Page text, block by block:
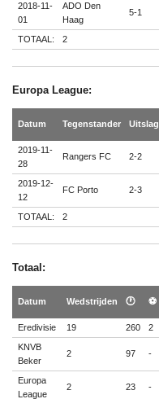
2018-11-
01
ADO Den
Haag
5-1
TOTAAL: 2
Europa League:
Datum Tegenstander Uitslag
2019-11-
28
Rangers FC 2-2
2019-12-
12
FC Porto 2-3
TOTAAL: 2
Totaal:
Datum Wedstrijden 🕐 ⚽
Eredivisie 19 260 2
KNVB
Beker
2 97 -
Europa
League
2 23 -